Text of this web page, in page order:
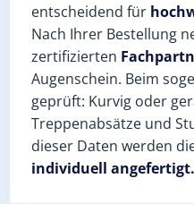
entscheidend für
Nach Ihrer Bestellung
zertifizierten
Augenschein. Beim
geprüft: Kurvig oder
Treppenabsätze und
dieser Daten werden
individuell angefertigt.